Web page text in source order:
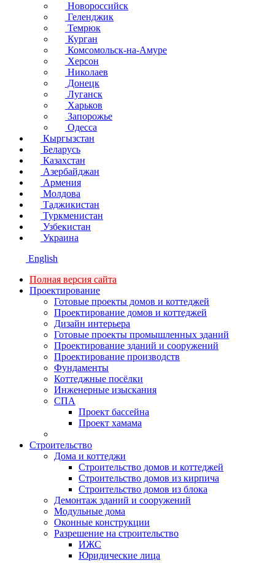
Новороссийск
Геленджик
Темрюк
Курган
Комсомольск-на-Амуре
Херсон
Николаев
Донецк
Луганск
Харьков
Запорожье
Одесса
Кыргызстан
Беларусь
Казахстан
Азербайджан
Армения
Молдова
Таджикистан
Туркменистан
Узбекистан
Украина
English
Полная версия сайта
Проектирование
Готовые проекты домов и коттеджей
Проектирование домов и коттеджей
Дизайн интерьера
Готовые проекты промышленных зданий
Проектирование зданий и сооружений
Проектирование производств
Фундаменты
Коттеджные посёлки
Инженерные изыскания
СПА
Проект бассейна
Проект хамама
Строительство
Дома и коттеджи
Строительство домов и коттеджей
Строительство домов из кирпича
Строительство домов из блока
Демонтаж зданий и сооружений
Модульные дома
Оконные конструкции
Разрешение на строительство
ИЖС
Юридические лица